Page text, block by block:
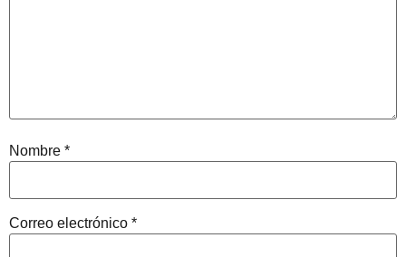
Nombre *
Correo electrónico *